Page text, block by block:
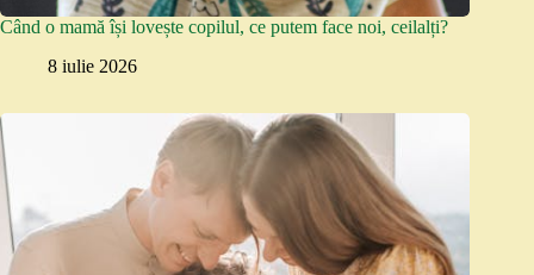
Când o mamă își lovește copilul, ce putem face noi, ceilalți?
8 iulie 2026